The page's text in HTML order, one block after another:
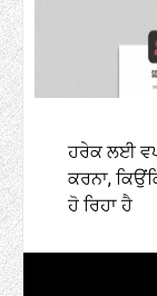
ਹਰੇਕ ਲਈ
ਕਰਨਾ,
ਹੋ ਰਿਹਾ ਹੈ